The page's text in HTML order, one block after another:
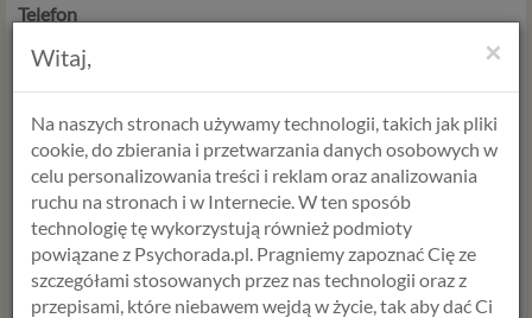
Telefon
Hasło
Powtórz hasło
×
Witaj,
Na naszych stronach używamy technologii, takich jak pliki
cookie, do zbierania i przetwarzania danych osobowych w
celu personalizowania treści i reklam oraz analizowania
ruchu na stronach i w Internecie. W ten sposób
technologię tę wykorzystują również podmioty
powiązane z Psychorada.pl. Pragniemy zapoznać Cię ze
szczegółami stosowanych przez nas technologii oraz z
przepisami, które niebawem wejdą w życie, tak aby dać Ci